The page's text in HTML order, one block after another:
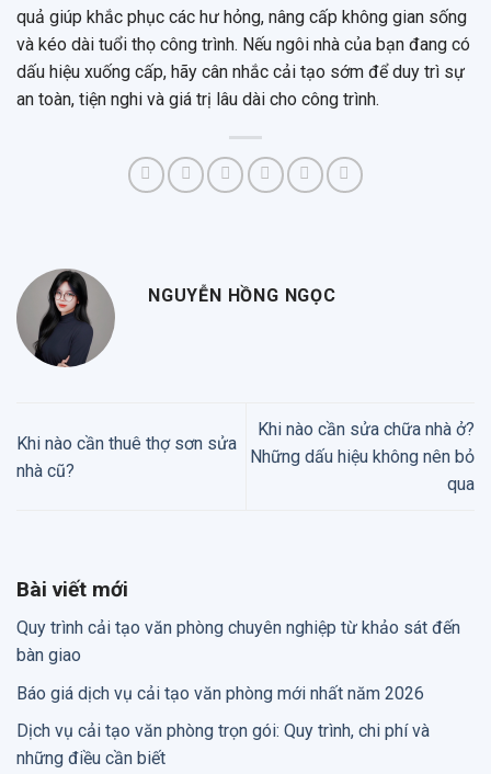
quả giúp khắc phục các hư hỏng, nâng cấp không gian sống
và kéo dài tuổi thọ công trình. Nếu ngôi nhà của bạn đang có
dấu hiệu xuống cấp, hãy cân nhắc cải tạo sớm để duy trì sự
an toàn, tiện nghi và giá trị lâu dài cho công trình.
NGUYỄN HỒNG NGỌC
Khi nào cần thuê thợ sơn sửa
nhà cũ?
Khi nào cần sửa chữa nhà ở?
Những dấu hiệu không nên bỏ
qua
Bài viết mới
Quy trình cải tạo văn phòng chuyên nghiệp từ khảo sát đến
bàn giao
Báo giá dịch vụ cải tạo văn phòng mới nhất năm 2026
Dịch vụ cải tạo văn phòng trọn gói: Quy trình, chi phí và
những điều cần biết